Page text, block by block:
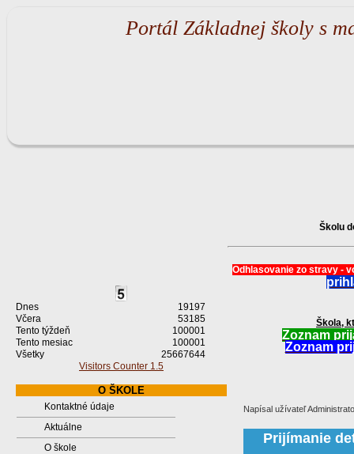
Portál Základnej školy s
Dnes
19197
Včera
53185
Tento týždeň
100001
Tento mesiac
100001
Všetky
25667644
Visitors Counter 1.5
O ŠKOLE
Kontaktné údaje
Aktuálne
O škole
Školu
Odhlasovanie zo stravy -
Škola,
Zoznam
Zoznam
Napísal užívateľ
Prijímanie